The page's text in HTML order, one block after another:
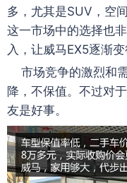
多，尤其是SUV，空
这一市场中的选择也
入，让威马EX5逐渐变
市场竞争的激烈和
降，不保值。不过对
友是好事。